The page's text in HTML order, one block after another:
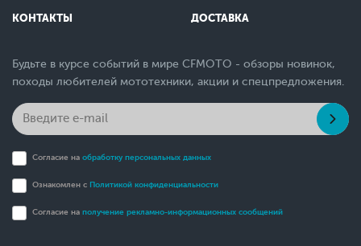
КОНТАКТЫ ДОСТАВКА
Будьте в курсе событий в мире CFMOTO - обзоры новинок,
походы любителей мототехники, акции и спецпредложения.
Согласие на обработку персональных данных
Ознакомлен с Политикой конфиденциальности
Согласие на получение рекламно-информационных сообщений